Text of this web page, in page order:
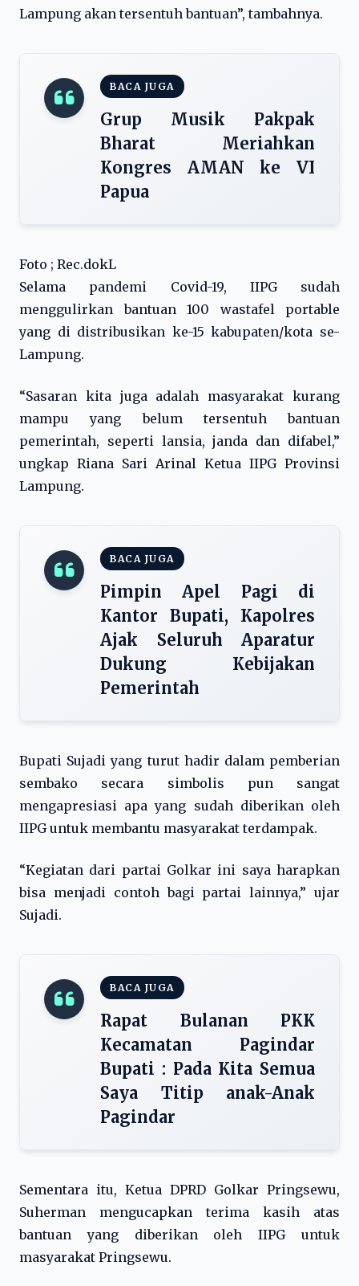
Lampung akan tersentuh bantuan”, tambahnya.
BACA JUGA
Grup Musik Pakpak
Bharat Meriahkan
Kongres AMAN ke VI
Papua
Foto ; Rec.dokL
Selama pandemi Covid-19, IIPG sudah
menggulirkan bantuan 100 wastafel portable
yang di distribusikan ke-15 kabupaten/kota se-
Lampung.
“Sasaran kita juga adalah masyarakat kurang
mampu yang belum tersentuh bantuan
pemerintah, seperti lansia, janda dan difabel,”
ungkap Riana Sari Arinal Ketua IIPG Provinsi
Lampung.
BACA JUGA
Pimpin Apel Pagi di
Kantor Bupati, Kapolres
Ajak Seluruh Aparatur
Dukung Kebijakan
Pemerintah
Bupati Sujadi yang turut hadir dalam pemberian
sembako secara simbolis pun sangat
mengapresiasi apa yang sudah diberikan oleh
IIPG untuk membantu masyarakat terdampak.
“Kegiatan dari partai Golkar ini saya harapkan
bisa menjadi contoh bagi partai lainnya,” ujar
Sujadi.
BACA JUGA
Rapat Bulanan PKK
Kecamatan Pagindar
Bupati : Pada Kita Semua
Saya Titip anak-Anak
Pagindar
Sementara itu, Ketua DPRD Golkar Pringsewu,
Suherman mengucapkan terima kasih atas
bantuan yang diberikan oleh IIPG untuk
masyarakat Pringsewu.